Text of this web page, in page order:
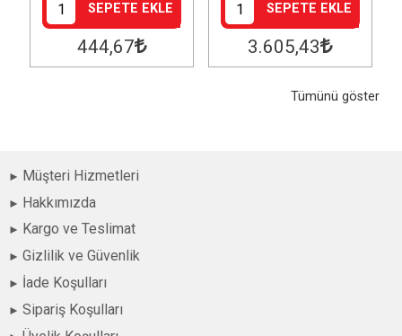
SEPETE EKLE
444,67
SEPETE EKLE
3.605,43
Tümünü göster
Müşteri Hizmetleri
Hakkımızda
Kargo ve Teslimat
Gizlilik ve Güvenlik
İade Koşulları
Sipariş Koşulları